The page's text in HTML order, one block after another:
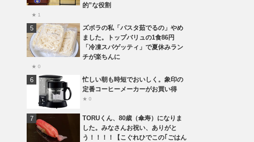
的”な役割
★ 1
ズボラの私「パスタ茹でるの」やめ
ました。トップバリュの1食86円
「冷凍スパゲッティ」で夏休みラン
チが楽ちんに
★ 0
忙しい朝も時短でおいしく。象印の
定番コーヒーメーカーがお買い得
★ 0
TORUくん、80歳（傘寿）になりま
した。みなさんお祝い、ありがと
う！！！！【こぐれひでこの｢ごはん